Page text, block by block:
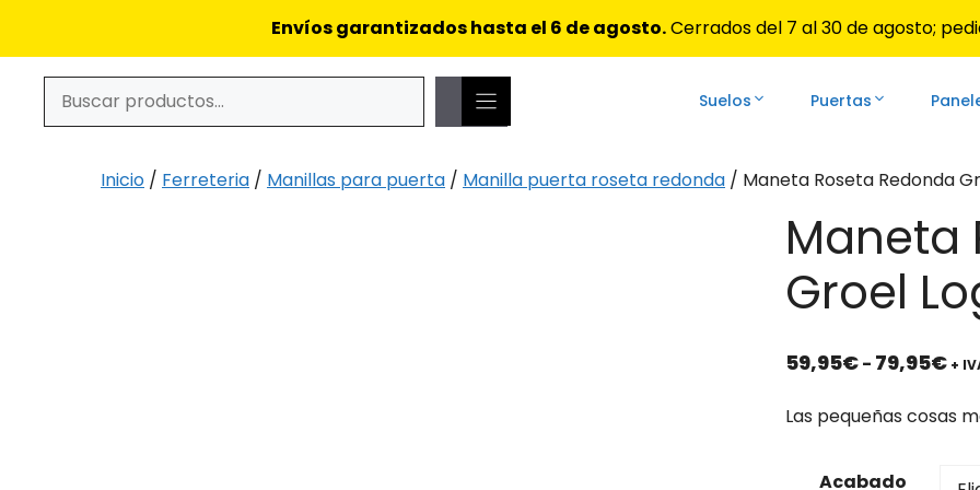
contenido
Envíos garantizados hasta el 6 de agosto.Cerrados del 7 al 30 de agosto;
Suelos Puertas
Inicio / Ferreteria / Manillas para puerta / Manilla puerta roseta redonda / Maneta Roseta Redonda
Maneta
Groel
59,95€- 79,95€ +
Las pequeñas cosas
Acabado